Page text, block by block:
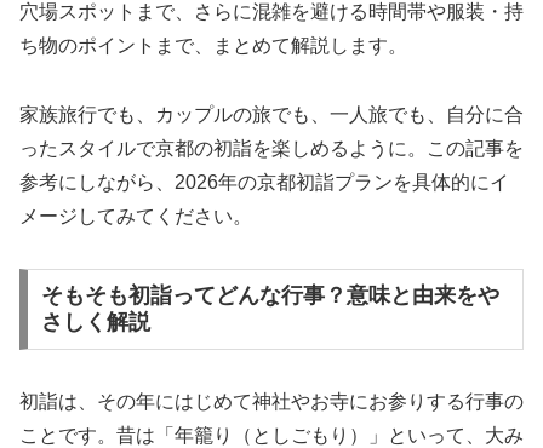
穴場スポットまで、さらに混雑を避ける時間帯や服装・持
ち物のポイントまで、まとめて解説します。
家族旅行でも、カップルの旅でも、一人旅でも、自分に合
ったスタイルで京都の初詣を楽しめるように。この記事を
参考にしながら、2026年の京都初詣プランを具体的にイ
メージしてみてください。
そもそも初詣ってどんな行事？意味と由来をや
さしく解説
初詣は、その年にはじめて神社やお寺にお参りする行事の
ことです。昔は「年籠り（としごもり）」といって、大み